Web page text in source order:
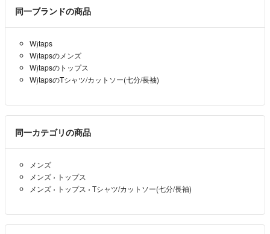
同一ブランドの商品
W)taps
W)tapsのメンズ
W)tapsのトップス
W)tapsのTシャツ/カットソー(七分/長袖)
同一カテゴリの商品
メンズ
メンズ › トップス
メンズ › トップス › Tシャツ/カットソー(七分/長袖)